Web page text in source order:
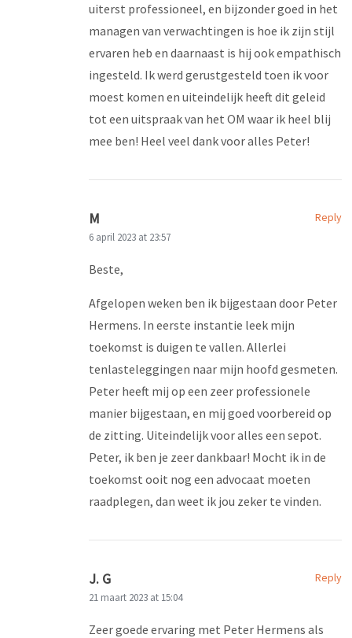
uiterst professioneel, en bijzonder goed in het
managen van verwachtingen is hoe ik zijn stijl
ervaren heb en daarnaast is hij ook empathisch
ingesteld. Ik werd gerustgesteld toen ik voor
moest komen en uiteindelijk heeft dit geleid
tot een uitspraak van het OM waar ik heel blij
mee ben! Heel veel dank voor alles Peter!
Reply
M
6 april 2023 at 23:57
Beste,
Afgelopen weken ben ik bijgestaan door Peter
Hermens. In eerste instantie leek mijn
toekomst is duigen te vallen. Allerlei
tenlasteleggingen naar mijn hoofd gesmeten.
Peter heeft mij op een zeer professionele
manier bijgestaan, en mij goed voorbereid op
de zitting. Uiteindelijk voor alles een sepot.
Peter, ik ben je zeer dankbaar! Mocht ik in de
toekomst ooit nog een advocaat moeten
raadplegen, dan weet ik jou zeker te vinden.
Reply
J. G
21 maart 2023 at 15:04
Zeer goede ervaring met Peter Hermens als